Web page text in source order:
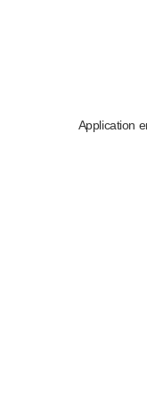
Application